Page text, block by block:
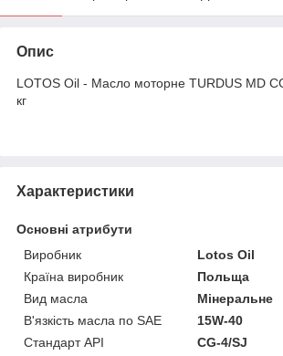
Опис
LOTOS Oil - Масло моторне TURDUS MD
кг
Характеристики
Основні атрибути
Виробник
Lotos Oil
Країна виробник
Польща
Вид масла
Мінеральне
В'язкість масла по SAE
15W-40
Стандарт API
CG-4/SJ